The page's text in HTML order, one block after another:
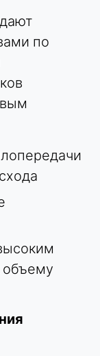
по
объему